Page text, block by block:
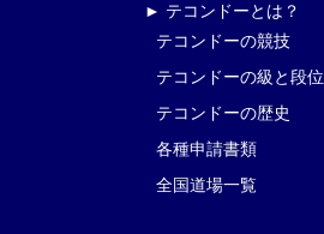
► テコンドーとは？
テコンドーの競技
テコンドーの級と段位
テコンドーの歴史
各種申請書類
全国道場一覧